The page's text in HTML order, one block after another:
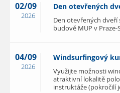
02/09
2026
Den otevřených
Den otevřených dveří
budově MUP v Praze-
04/09
2026
Windsurfingový
Využijte možnosti
atraktivní lokalitě
instruktáže (pokročilí